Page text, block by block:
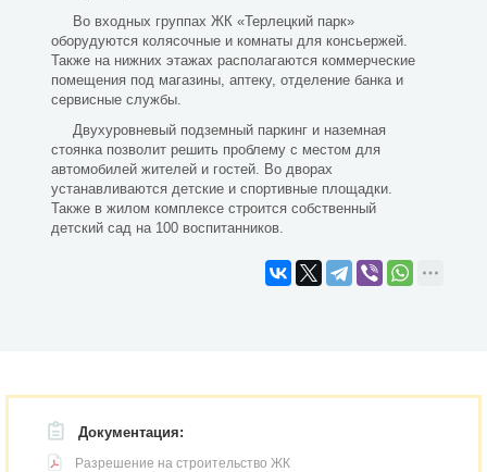
Во входных группах ЖК «Терлецкий парк»
оборудуются колясочные и комнаты для консьержей.
Также на нижних этажах располагаются коммерческие
помещения под магазины, аптеку, отделение банка и
сервисные службы.
Двухуровневый подземный паркинг и наземная
стоянка позволит решить проблему с местом для
автомобилей жителей и гостей. Во дворах
устанавливаются детские и спортивные площадки.
Также в жилом комплексе строится собственный
детский сад на 100 воспитанников.
Документация:
Разрешение на строительство ЖК